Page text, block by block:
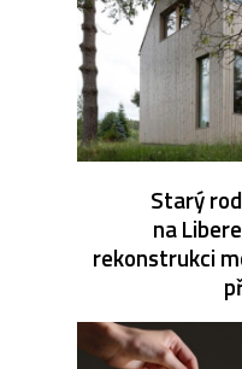
Starý
na
rekonstrukci